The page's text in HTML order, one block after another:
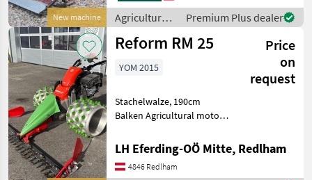
New machine
Rückwertsgänge,
Wendeschaltung,
Ölbadmähan
Agricultural
motor
vehicles /
Premium Plus dealer
Reform RM 25
Price
on
request
YOM 2015
Stachelwalze, 190cm
Balken Agricultural motor
LH Eferding-OÖ Mitte, Redlham
4846 Redlham